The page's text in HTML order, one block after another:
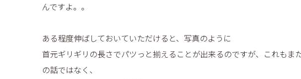
んですよ。。
ある程度伸ばしておいていただけると、写真のように
首元ギリギリの長さでパツっと揃えることが出来るのですが、これもま
の話ではなく、